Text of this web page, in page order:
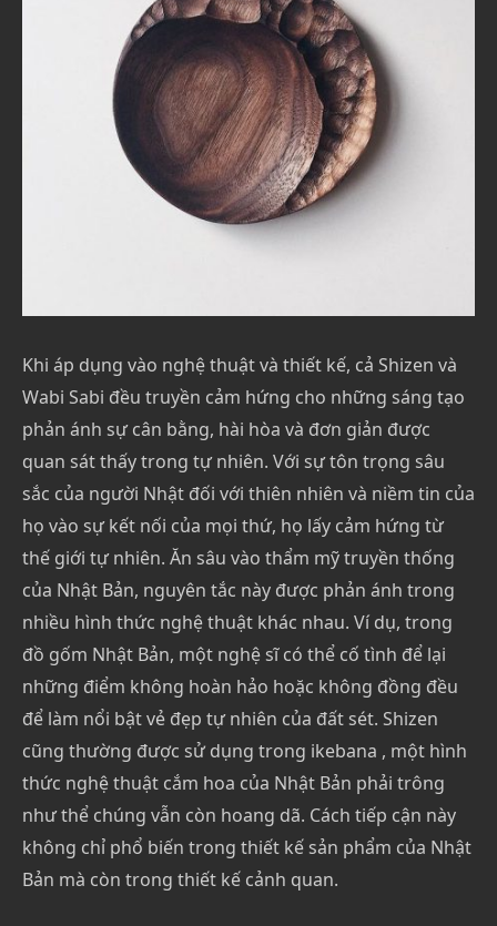
Khi áp dụng vào nghệ thuật và thiết kế, cả Shizen và
Wabi Sabi đều truyền cảm hứng cho những sáng tạo
phản ánh sự cân bằng, hài hòa và đơn giản được
quan sát thấy trong tự nhiên. Với sự tôn trọng sâu
sắc của người Nhật đối với thiên nhiên và niềm tin của
họ vào sự kết nối của mọi thứ, họ lấy cảm hứng từ
thế giới tự nhiên. Ăn sâu vào thẩm mỹ truyền thống
của Nhật Bản, nguyên tắc này được phản ánh trong
nhiều hình thức nghệ thuật khác nhau. Ví dụ, trong
đồ gốm Nhật Bản, một nghệ sĩ có thể cố tình để lại
những điểm không hoàn hảo hoặc không đồng đều
để làm nổi bật vẻ đẹp tự nhiên của đất sét. Shizen
cũng thường được sử dụng trong ikebana , một hình
thức nghệ thuật cắm hoa của Nhật Bản phải trông
như thể chúng vẫn còn hoang dã. Cách tiếp cận này
không chỉ phổ biến trong thiết kế sản phẩm của Nhật
Bản mà còn trong thiết kế cảnh quan.